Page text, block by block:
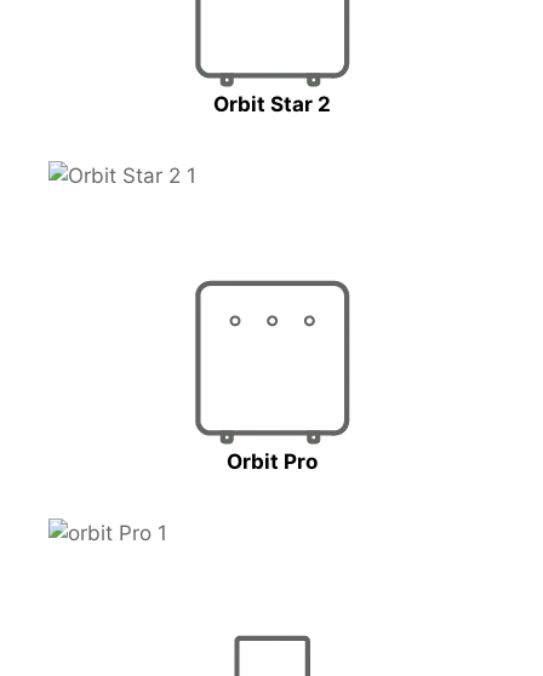
Orbit Star 2
Orbit Pro